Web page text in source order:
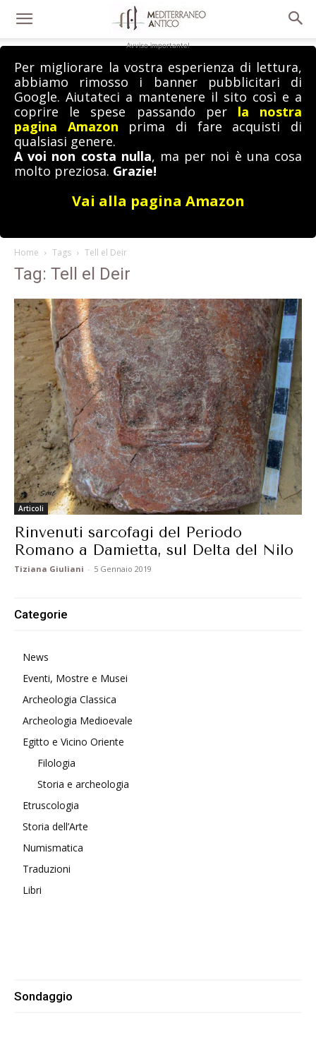
Avviso importante!
Per migliorare la vostra esperienza di lettura,
abbiamo rimosso i banner pubblicitari di
Google. Aiutateci a mantenere il sito così e a
coprire le spese passando per la nostra
pagina Amazon prima di fare acquisti di
qualsiasi genere.
A voi non costa nulla, ma per noi è una cosa
molto preziosa. Grazie!
Vai alla pagina Amazon
Home Tags Tell el Deir
Tag: Tell el Deir
Articoli
Rinvenuti sarcofagi del Periodo
Romano a Damietta, sul Delta del Nilo
Tiziana Giuliani - 5 Gennaio 2019
Categorie
News
Eventi, Mostre e Musei
Archeologia Classica
Archeologia Medioevale
Egitto e Vicino Oriente
Filologia
Storia e archeologia
Etruscologia
Storia dell’Arte
Numismatica
Traduzioni
Libri
Sondaggio